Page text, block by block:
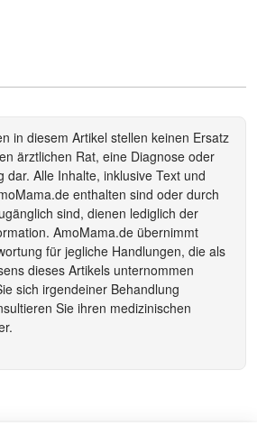
in diesem Artikel stellen keinen Ersatz
ärztlichen Rat, eine Diagnose oder
dar. Alle Inhalte, inklusive Text und
enthalten sind oder durch
sind, dienen lediglich der
AmoMama.de übernimmt
für jegliche Handlungen, die als
dieses Artikels unternommen
sich irgendeiner Behandlung
Sie ihren medizinischen